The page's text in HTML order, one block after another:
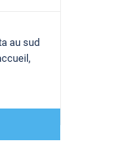
au sud